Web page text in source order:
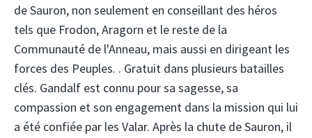
de Sauron, non seulement en conseillant des héros
tels que Frodon, Aragorn et le reste de la
Communauté de l'Anneau, mais aussi en dirigeant les
forces des Peuples. . Gratuit dans plusieurs batailles
clés. Gandalf est connu pour sa sagesse, sa
compassion et son engagement dans la mission qui lui
a été confiée par les Valar. Après la chute de Sauron, il